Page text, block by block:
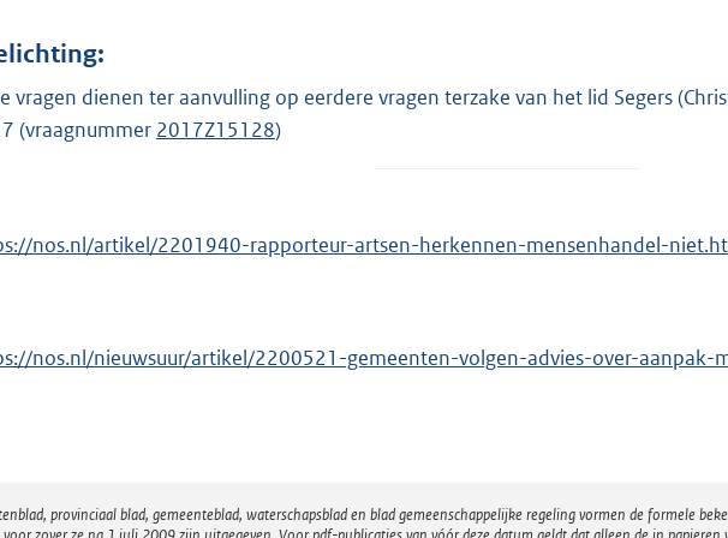
vragen dienen ter aanvulling op eerdere vragen terzake van het lid Segers
(vraagnummer 2017Z15128)
nos.nl/artikel/2201940-rapporteur-artsen-herkennen-mensenhandel-
nos.nl/nieuwsuur/artikel/2200521-gemeenten-volgen-advies-over-aanpak-
provinciaal blad, gemeenteblad, waterschapsblad en blad gemeenschappelijke regeling vormen de formele